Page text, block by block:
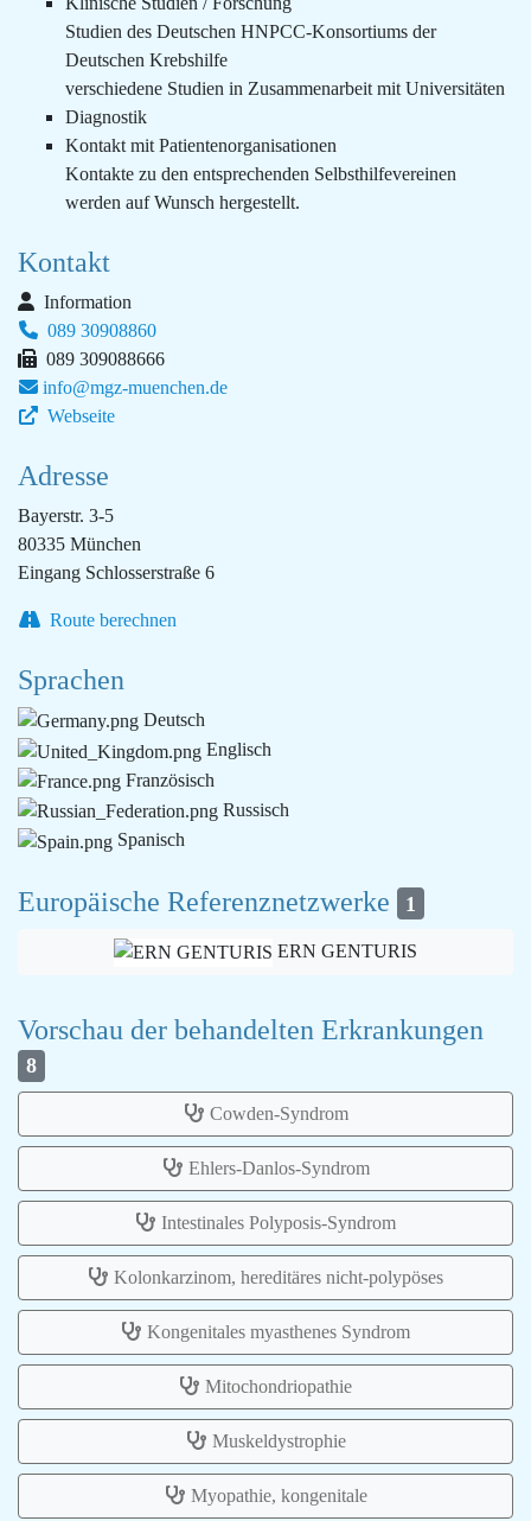
Studien des Deutschen HNPCC-Konsortiums der
Deutschen Krebshilfe
verschiedene Studien in Zusammenarbeit mit Universitäten
Diagnostik
Kontakt mit Patientenorganisationen
Kontakte zu den entsprechenden Selbsthilfevereinen
werden auf Wunsch hergestellt.
Kontakt
Information
089 30908860
089 309088666
info@mgz-muenchen.de
Webseite
Adresse
Bayerstr. 3-5
80335 München
Eingang Schlosserstraße 6
Route berechnen
Sprachen
Deutsch
Englisch
Französisch
Russisch
Spanisch
Europäische Referenznetzwerke 1
ERN GENTURIS
Vorschau der behandelten Erkrankungen
8
Cowden-Syndrom
Ehlers-Danlos-Syndrom
Intestinales Polyposis-Syndrom
Kolonkarzinom, hereditäres nicht-polypöses
Kongenitales myasthenes Syndrom
Mitochondriopathie
Muskeldystrophie
Myopathie, kongenitale